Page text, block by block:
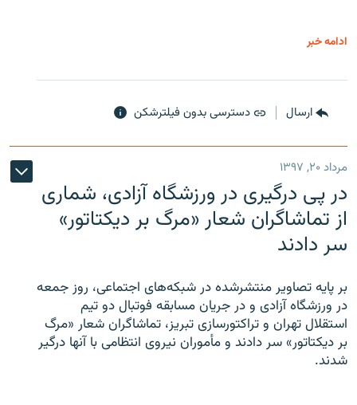
ادامه خبر
ارسال دسترسی بدون فیلترشکن
مرداد ۲۰, ۱۳۹۷
در پی درگیری در ورزشگاه آزادی، شماری
از تماشاگران شعار «مرگ بر دیکتاتور»
سر دادند
بر پایه تصاویر منتشرشده در شبکه‌های اجتماعی، روز جمعه
در ورزشگاه آزادی و در جریان مسابقه فوتبال دو تیم
استقلال تهران و تراکتورسازی تبریز، تماشاگران شعار «مرگ
بر دیکتاتور» سر دادند و مأموران نیروی انتظامی با آنها درگیر
شدند.